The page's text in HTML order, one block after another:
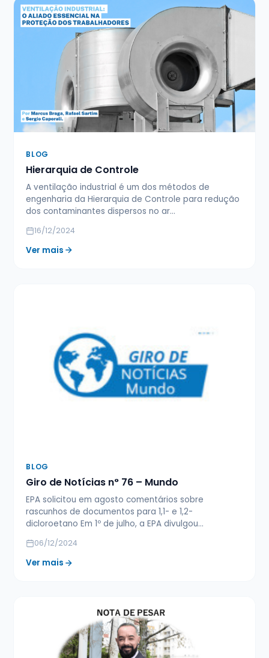
BLOG
Hierarquia de Controle
A ventilação industrial é um dos métodos de
engenharia da Hierarquia de Controle para redução
dos contaminantes dispersos no ar…
16/12/2024
Ver mais
BLOG
Giro de Notícias n° 76 – Mundo
EPA solicitou em agosto comentários sobre
rascunhos de documentos para 1,1- e 1,2-
dicloroetano Em 1º de julho, a EPA divulgou…
06/12/2024
Ver mais